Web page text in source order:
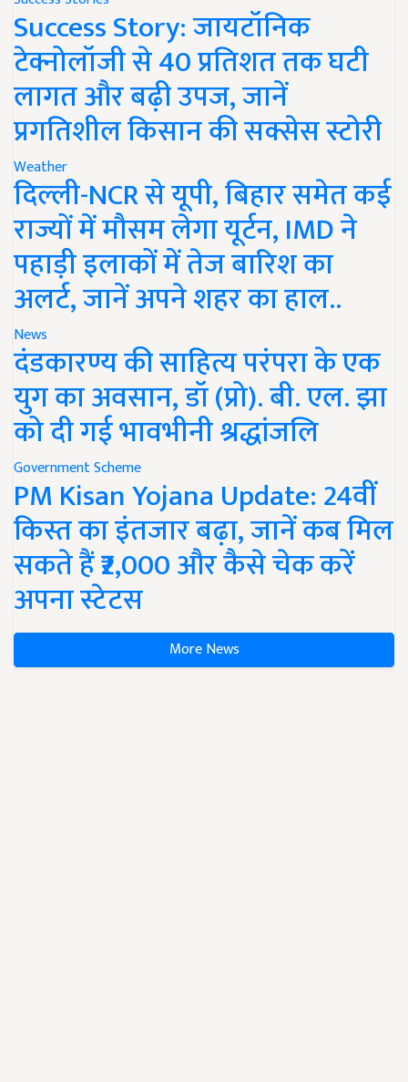
Success Story: जायटॉनिक
टेक्नोलॉजी से 40 प्रतिशत तक घटी
लागत और बढ़ी उपज, जानें
प्रगतिशील किसान की सक्सेस स्टोरी
Weather
दिल्ली-NCR से यूपी, बिहार समेत कई
राज्यों में मौसम लेगा यूर्टन, IMD ने
पहाड़ी इलाकों में तेज बारिश का
अलर्ट, जानें अपने शहर का हाल..
News
दंडकारण्य की साहित्य परंपरा के एक
युग का अवसान, डॉ (प्रो). बी. एल. झा
को दी गई भावभीनी श्रद्धांजलि
Government Scheme
PM Kisan Yojana Update: 24वीं
किस्त का इंतजार बढ़ा, जानें कब मिल
सकते हैं ₹2,000 और कैसे चेक करें
अपना स्टेटस
More News